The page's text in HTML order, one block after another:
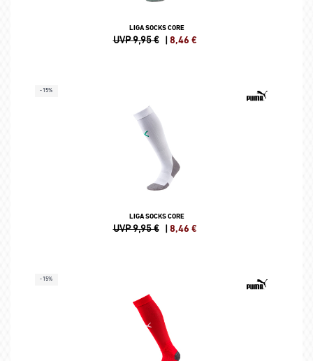
LIGA SOCKS CORE
UVP 9,95 € | 8,46 €
-15%
LIGA SOCKS CORE
UVP 9,95 € | 8,46 €
-15%